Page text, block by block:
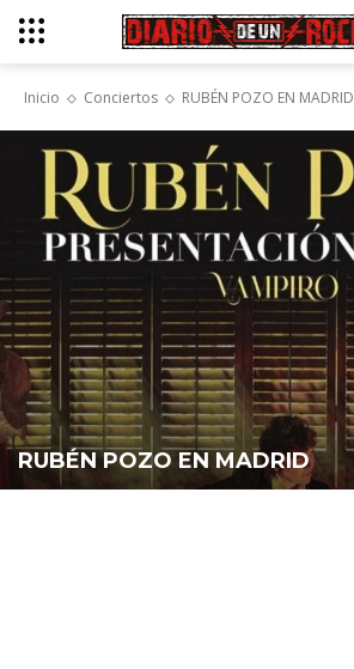
Inicio Conciertos RUBÉN POZO EN MADRID
RUBÉN POZO EN MADRID